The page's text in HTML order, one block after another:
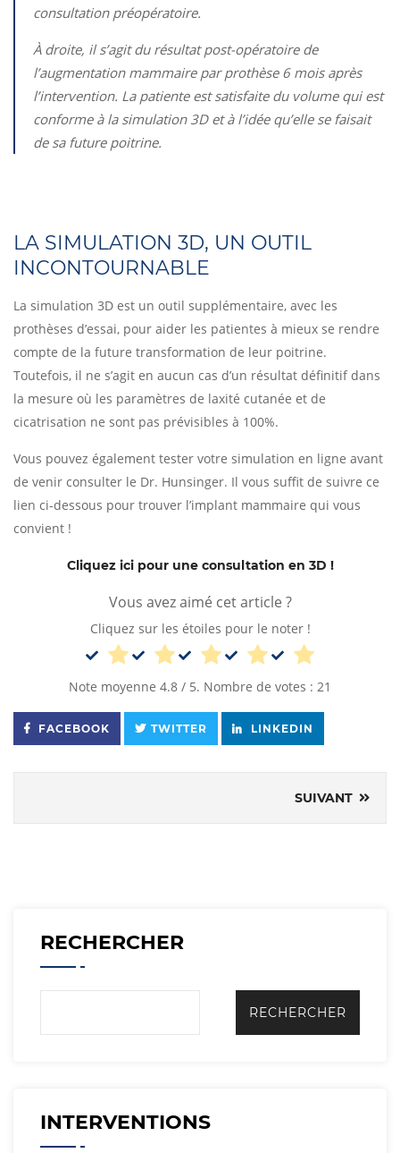
consultation préopératoire.
À droite, il s’agit du résultat post-opératoire de
l’augmentation mammaire par prothèse 6 mois après
l’intervention. La patiente est satisfaite du volume qui est
conforme à la simulation 3D et à l’idée qu’elle se faisait
de sa future poitrine.
LA SIMULATION 3D, UN OUTIL
INCONTOURNABLE
La simulation 3D est un outil supplémentaire, avec les
prothèses d’essai, pour aider les patientes à mieux se rendre
compte de la future transformation de leur poitrine.
Toutefois, il ne s’agit en aucun cas d’un résultat définitif dans
la mesure où les paramètres de laxité cutanée et de
cicatrisation ne sont pas prévisibles à 100%.
Vous pouvez également tester votre simulation en ligne avant
de venir consulter le Dr. Hunsinger. Il vous suffit de suivre ce
lien ci-dessous pour trouver l’implant mammaire qui vous
convient !
Cliquez ici pour une consultation en 3D !
Vous avez aimé cet article ?
Cliquez sur les étoiles pour le noter !
Note moyenne 4.8 / 5. Nombre de votes : 21
FACEBOOK TWITTER LINKEDIN
SUIVANT
RECHERCHER
INTERVENTIONS